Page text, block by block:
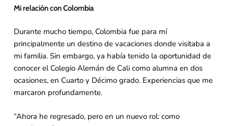
Mi relación con Colombia
Durante mucho tiempo, Colombia fue para mí
principalmente un destino de vacaciones donde visitaba a
mi familia. Sin embargo, ya había tenido la oportunidad de
conocer el Colegio Alemán de Cali como alumna en dos
ocasiones, en Cuarto y Décimo grado. Experiencias que me
marcaron profundamente.
“Ahora he regresado, pero en un nuevo rol: como